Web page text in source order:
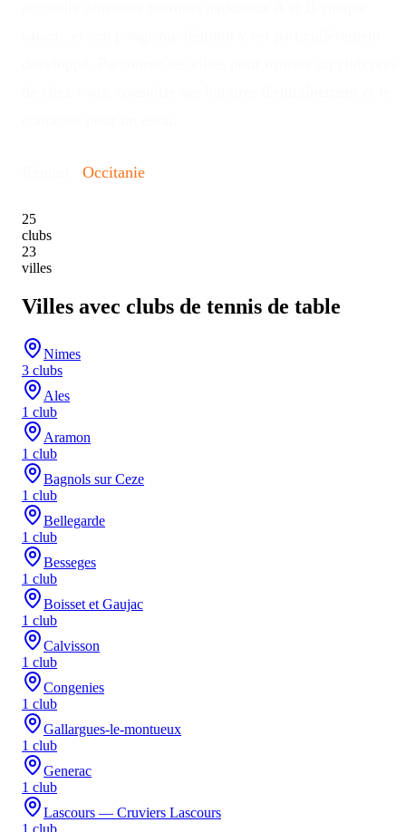
Occitanie
25
clubs
23
villes
Villes avec clubs de tennis de table
Nimes
3 clubs
Ales
1 club
Aramon
1 club
Bagnols sur Ceze
1 club
Bellegarde
1 club
Besseges
1 club
Boisset et Gaujac
1 club
Calvisson
1 club
Congenies
1 club
Gallargues-le-montueux
1 club
Generac
1 club
Lascours — Cruviers Lascours
1 club